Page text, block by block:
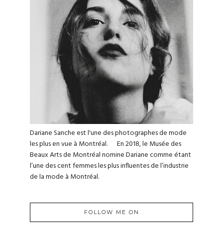
Dariane Sanche est l'une des photographes de mode
les plus en vue à Montréal. En 2018, le Musée des
Beaux Arts de Montréal nomine Dariane comme étant
l’une des cent femmes les plus influentes de l’industrie
de la mode à Montréal.
FOLLOW ME ON